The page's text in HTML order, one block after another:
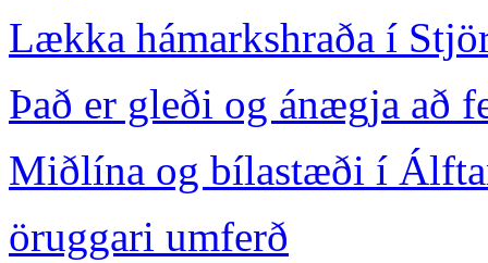
Lækka hámarkshraða í
Það er gleði og ánægja að
Miðlína og bílastæði í
öruggari umferð